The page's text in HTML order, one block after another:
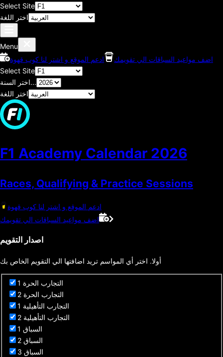
Select Site
اختر اللغة
Menu
اضف مواعيد السباقات الي تقويمك
ادعم الموقع و اشتر لنا كوب قهوة
Select Site
اختر السنة...
اختر اللغة
F1 Academy Calendar 2026
Races, Qualifying & Practice Sessions
ادعم الموقع و اشتر لنا كوب قهوة
اضف مواعيد السباقات الي تقويمك
اصدار التقويم
أولا. اختر أي المواسم تريد اضافتها الي التقويم الخاص بك
التجارب الحرة 1
التجارب الحرة 2
التجارب التأهيلية 1
التجارب التأهيلية 2
السباق 1
السباق 2
السباق 3